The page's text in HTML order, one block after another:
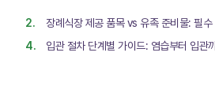
장례식장 제공 품목 vs 유족 준비물: 필수
입관 절차 단계별 가이드: 염습부터 입관